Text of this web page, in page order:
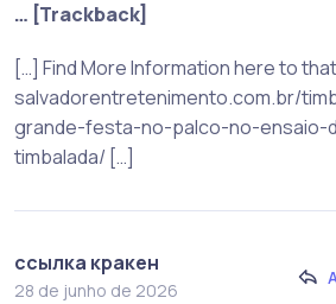
… [Trackback]
[…] Find More Information here to
salvadorentretenimento.com.br/
grande-festa-no-palco-no-ensaio-
timbalada/ […]
ссылка кракен
28 de junho de 2026